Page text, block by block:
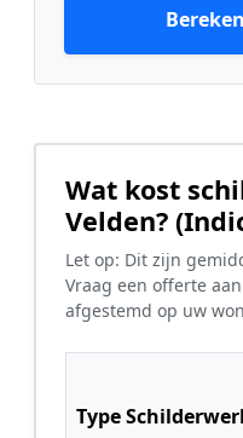
Wat kost
Velden?
Let op: Dit zijn
Vraag een offerte
afgestemd op uw
Type